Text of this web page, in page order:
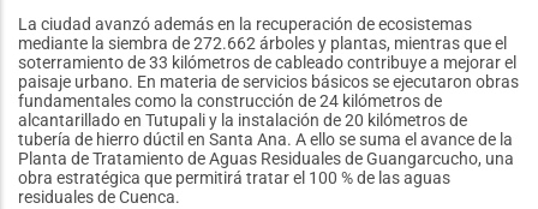
La ciudad avanzó además en la recuperación de ecosistemas
mediante la siembra de 272.662 árboles y plantas, mientras que el
soterramiento de 33 kilómetros de cableado contribuye a mejorar el
paisaje urbano. En materia de servicios básicos se ejecutaron obras
fundamentales como la construcción de 24 kilómetros de
alcantarillado en Tutupali y la instalación de 20 kilómetros de
tubería de hierro dúctil en Santa Ana. A ello se suma el avance de la
Planta de Tratamiento de Aguas Residuales de Guangarcucho, una
obra estratégica que permitirá tratar el 100 % de las aguas
residuales de Cuenca.